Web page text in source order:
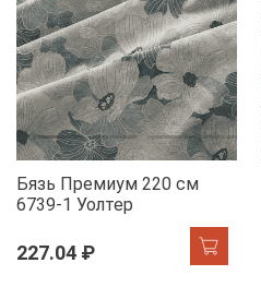
Бязь Премиум 220 см
6739-1 Уолтер
227.04 ₽